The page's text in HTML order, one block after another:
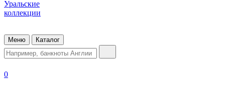
Уральские
коллекции
Меню Каталог
0